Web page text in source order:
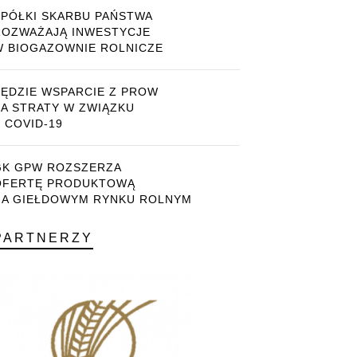
SKARBU PAŃSTWA
INWESTYCJE
BIOGAZOWNIE ROLNICZE
WSPARCIE Z PROW
STRATY W ZWIĄZKU
COVID-19
GPW ROZSZERZA
PRODUKTOWĄ
GIEŁDOWYM RYNKU ROLNYM